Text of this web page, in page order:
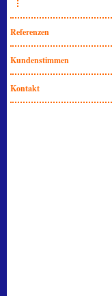
Referenzen
Kundenstimmen
Kontakt